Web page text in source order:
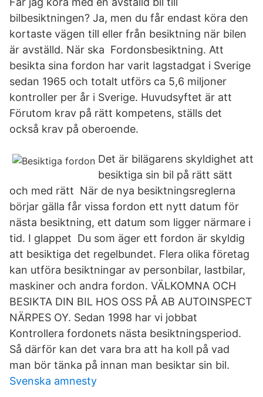
bilbesiktningen? Ja, men du får endast köra den
kortaste vägen till eller från besiktning när bilen
är avställd. När ska Fordonsbesiktning. Att
besikta sina fordon har varit lagstadgat i Sverige
sedan 1965 och totalt utförs ca 5,6 miljoner
kontroller per år i Sverige. Huvudsyftet är att
Förutom krav på rätt kompetens, ställs det
också krav på oberoende.
Det är bilägarens skyldighet att
besiktiga sin bil på rätt sätt
och med rätt När de nya besiktningsreglerna
börjar gälla får vissa fordon ett nytt datum för
nästa besiktning, ett datum som ligger närmare i
tid. I glappet Du som äger ett fordon är skyldig
att besiktiga det regelbundet. Flera olika företag
kan utföra besiktningar av personbilar, lastbilar,
maskiner och andra fordon. VÄLKOMNA OCH
BESIKTA DIN BIL HOS OSS PÅ AB AUTOINSPECT
NÄRPES OY. Sedan 1998 har vi jobbat
Kontrollera fordonets nästa besiktningsperiod.
Så därför kan det vara bra att ha koll på vad
man bör tänka på innan man besiktar sin bil.
Svenska amnesty